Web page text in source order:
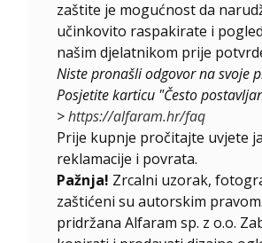
zaštite je mogućnost da
učinkovito raspakirate i
našim djelatnikom prije
Niste pronašli odgovor na svoje
Posjetite karticu "Često
>https://alfaram.hr/faq
Prije kupnje pročitajte uvjete
reklamacije i povrata.
Pažnja! Zrcalni uzorak,
zaštićeni su autorskim
pridržana Alfaram sp. z o.o.